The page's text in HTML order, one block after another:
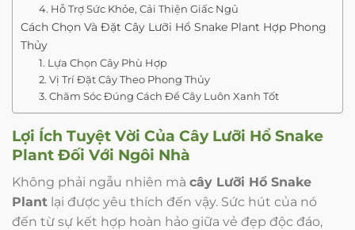
4. Hỗ Trợ Sức Khỏe, Cải Thiện Giấc Ngủ
Cách Chọn Và Đặt Cây Lưỡi Hổ Snake Plant Hợp Phong
Thủy
1. Lựa Chọn Cây Phù Hợp
2. Vị Trí Đặt Cây Theo Phong Thủy
3. Chăm Sóc Đúng Cách Để Cây Luôn Xanh Tốt
Lợi Ích Tuyệt Vời Của Cây Lưỡi Hổ Snake
Plant Đối Với Ngôi Nhà
Không phải ngẫu nhiên mà cây Lưỡi Hổ Snake
Plant lại được yêu thích đến vậy. Sức hút của nó
đến từ sự kết hợp hoàn hảo giữa vẻ đẹp độc đáo,